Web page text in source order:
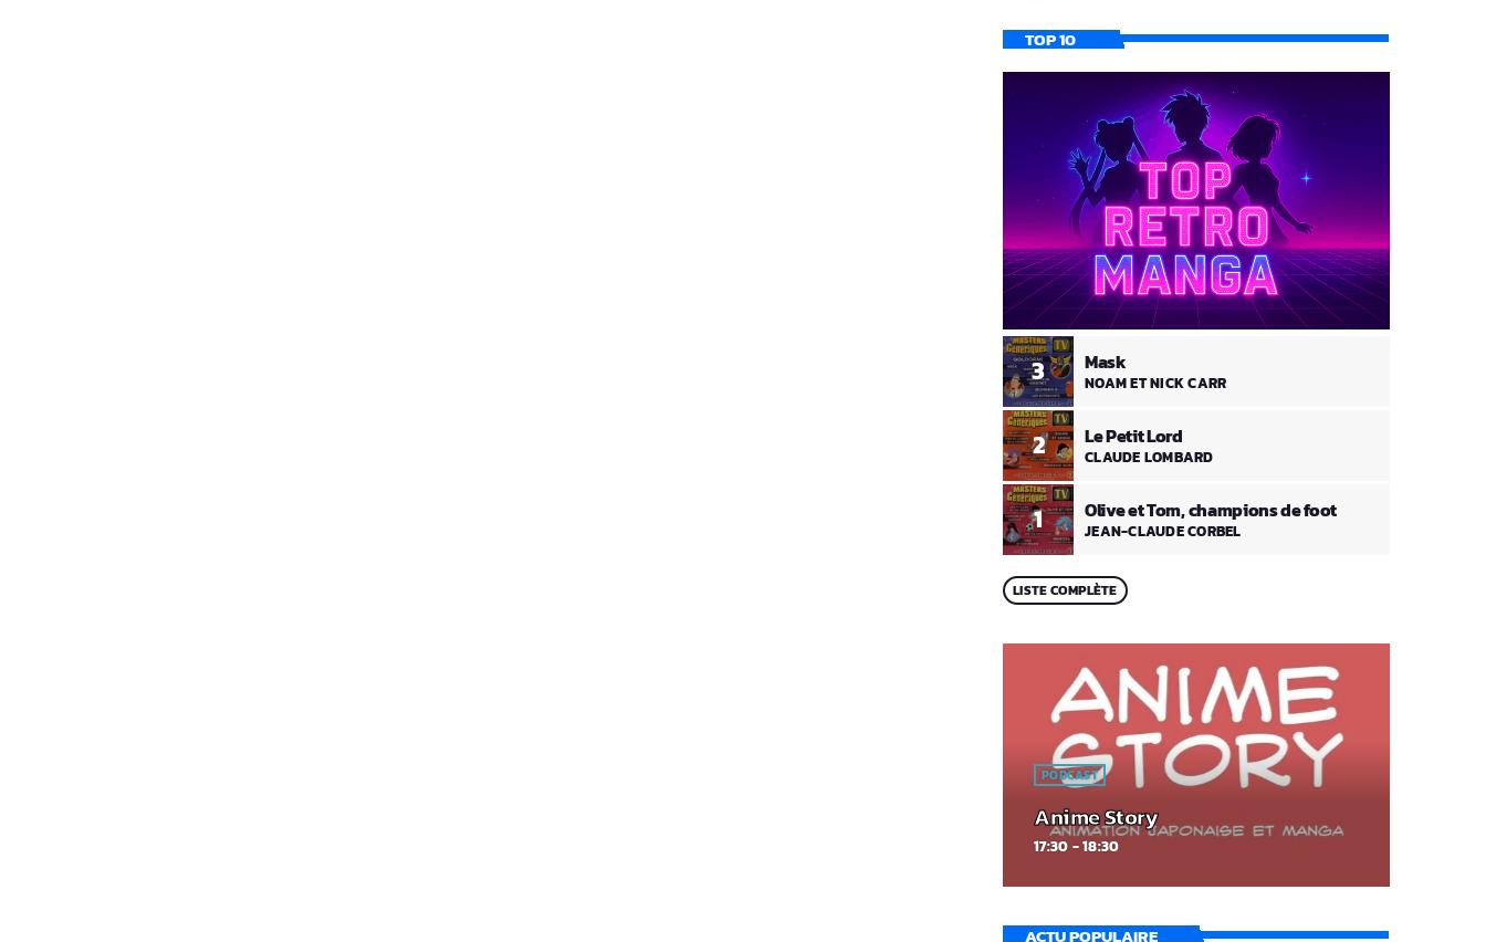
TOP 10
1 Olive et Tom, champions de foot
JEAN-CLAUDE CORBEL
2 Le Petit Lord
CLAUDE LOMBARD
3 Mask
NOAM ET NICK CARR
LISTE COMPLÈTE
PODCAST
Anime Story
17:30 - 18:30
ACTU POPULAIRE